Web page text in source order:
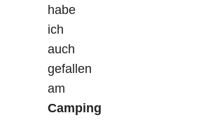
habe
ich
auch
gefallen
am
Camping